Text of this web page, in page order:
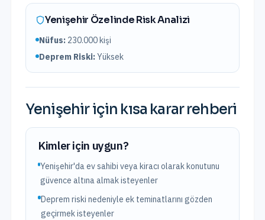
Yenişehir Özelinde Risk Analizi
Nüfus: 230.000kişi
Deprem Riski:Yüksek
Yenişehiriçin kısa karar rehberi
Kimler için uygun?
Yenişehir'da ev sahibi veya kiracı olarak konutunu
güvence altına almak isteyenler
Deprem riski nedeniyle ek teminatlarını gözden
geçirmek isteyenler